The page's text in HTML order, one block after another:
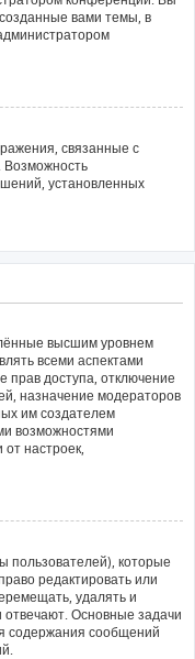
вами темы, в
связанные с
установленных
высшим уровнем
всеми аспектами
прав доступа, отключение
назначение модераторов
им создателем
возможностями
настроек,
пользователей), которые
редактировать или
удалять и
Основные задачи
содержания сообщений